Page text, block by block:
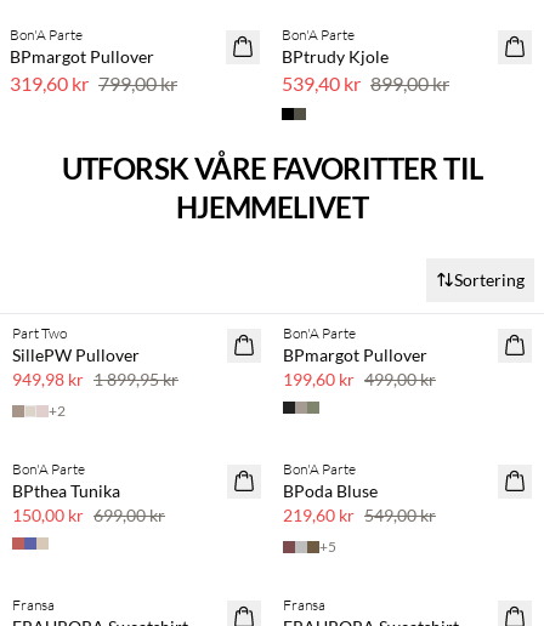
SAVE20
60 % rabatt
Bon'A Parte
BPmargot Pullover
319,60 kr 799,00 kr
40 % rabatt
Bon'A Parte
BPtrudy Kjole
539,40 kr 899,00 kr
UTFORSK VÅRE FAVORITTER TIL
HJEMMELIVET
Sortering
SAVE20
Part Two
SillePW Pullover
949,98 kr 1 899,95 kr
+2
SAVE20
60 % rabatt
Bon'A Parte
BPmargot Pullover
199,60 kr 499,00 kr
Bon'A Parte
BPthea Tunika
150,00 kr 699,00 kr
SAVE20
Bon'A Parte
BPoda Bluse
219,60 kr 549,00 kr
+5
SAVE20
Fransa SAVE20
Fransa